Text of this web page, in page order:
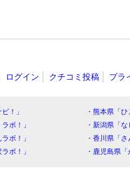
ログイン クチコミ投稿 プラ
！」
・熊本県「
ボ！」
・新潟県「
ボ！」
・香川県「
ボ！」
・鹿児島県